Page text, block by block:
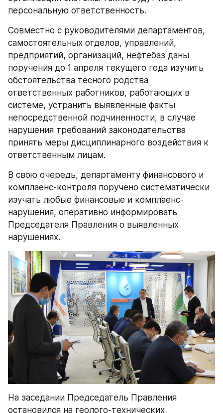
персональную ответственность.
Совместно с руководителями департаментов,
самостоятельных отделов, управлений,
предприятий, организаций, нефтебаз даны
поручения до 1 апреля текущего года изучить
обстоятельства тесного родства
ответственных работников, работающих в
системе, устранить выявленные факты
непосредственной подчиненности, в случае
нарушения требований законодательства
принять меры дисциплинарного воздействия к
ответственным лицам.
В свою очередь, департаменту финансового и
комплаенс-контроля поручено систематически
изучать любые финансовые и комплаенс-
нарушения, оперативно информировать
Председателя Правления о выявленных
нарушениях.
На заседании Председатель Правления
остановился на геолого-технических